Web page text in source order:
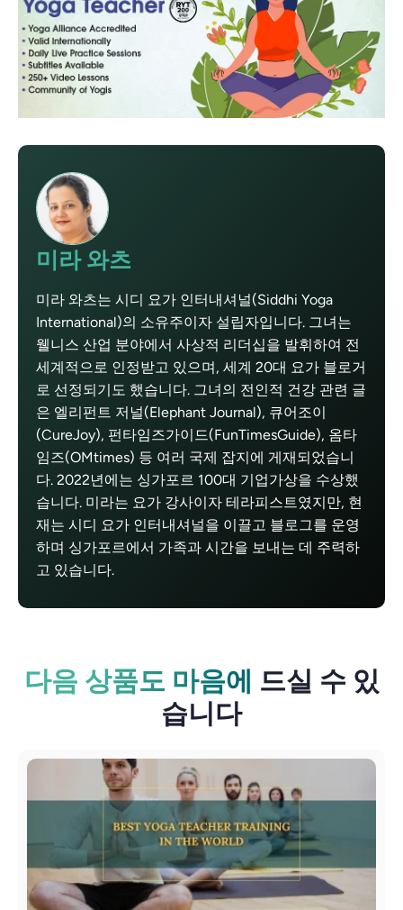
미라 와츠
미라 와츠는 시디 요가 인터내셔널(Siddhi Yoga
International)의 소유주이자 설립자입니다. 그녀는
웰니스 산업 분야에서 사상적 리더십을 발휘하여 전
세계적으로 인정받고 있으며, 세계 20대 요가 블로거
로 선정되기도 했습니다. 그녀의 전인적 건강 관련 글
은 엘리펀트 저널(Elephant Journal), 큐어조이
(CureJoy), 펀타임즈가이드(FunTimesGuide), 옴타
임즈(OMtimes) 등 여러 국제 잡지에 게재되었습니
다. 2022년에는 싱가포르 100대 기업가상을 수상했
습니다. 미라는 요가 강사이자 테라피스트였지만, 현
재는 시디 요가 인터내셔널을 이끌고 블로그를 운영
하며 싱가포르에서 가족과 시간을 보내는 데 주력하
고 있습니다.
다음 상품도 마음에 드실 수 있
습니다